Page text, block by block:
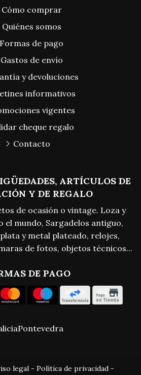
ARTÍCULOS DE
Y DE REGALO
de ocasión o vintage. Loza y
el mundo, Sargadelos antiguo,
y metal plateado, relojes,
de fotos, objetos técnicos...
DE PAGO
Cómo comprar
Quiénes somos
Formas de pago
Gastos de envío
y devoluciones
informativos
vigentes
cheque regalo
Contacto
Pontevedra
legal- Política de privacidad-